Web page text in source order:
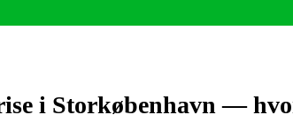
i Storkøbenhavn —